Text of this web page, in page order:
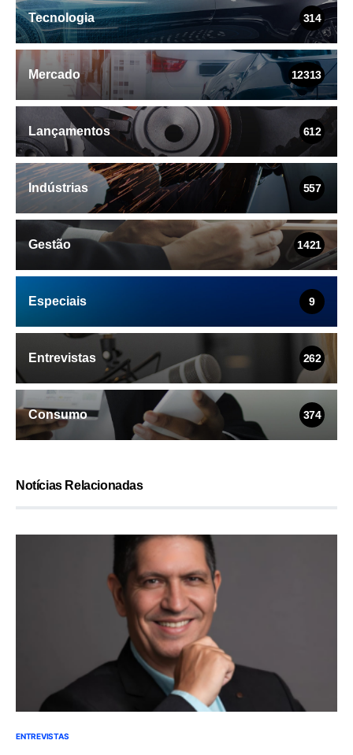
Tecnologia 314
Mercado 12313
Lançamentos 612
Indústrias 557
Gestão 1421
Especiais 9
Entrevistas 262
Consumo 374
Notícias Relacionadas
ENTREVISTAS